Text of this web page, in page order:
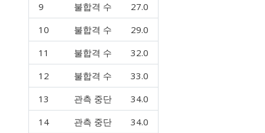
9
불합격 수
27.0
10
불합격 수
29.0
11
불합격 수
32.0
12
불합격 수
33.0
13
관측 중단
34.0
14
관측 중단
34.0